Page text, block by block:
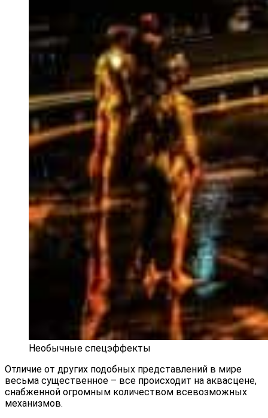
Необычные спецэффекты
Отличие от других подобных представлений в мире
весьма существенное – все происходит на аквасцене,
снабженной огромным количеством всевозможных
механизмов.